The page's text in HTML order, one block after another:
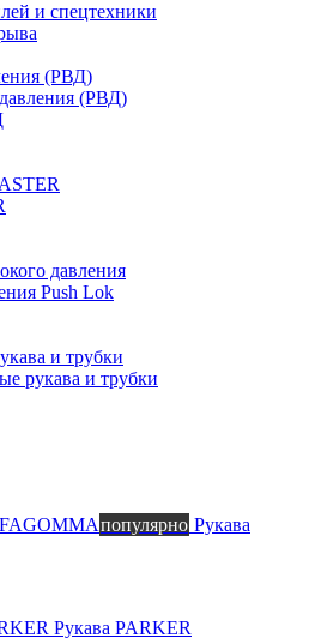
и спецтехники
(РВД)
(РВД)
давления
Push Lok
и трубки
рукава и трубки
популярно Рукава
Рукава PARKER